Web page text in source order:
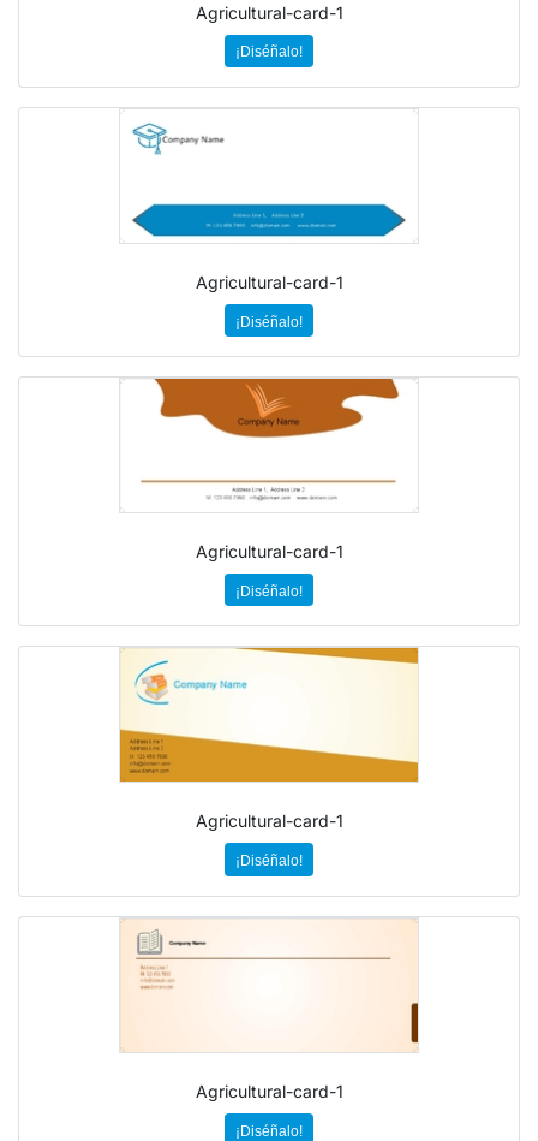
Agricultural-card-1
¡Diséñalo!
Agricultural-card-1
¡Diséñalo!
Agricultural-card-1
¡Diséñalo!
Agricultural-card-1
¡Diséñalo!
Agricultural-card-1
¡Diséñalo!